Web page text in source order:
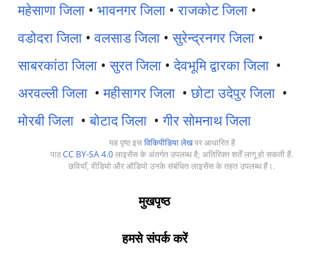
महेसाणा जिला • भावनगर जिला •राजकोट जिला •
वडोदरा जिला •वलसाड जिला •सुरेन्द्रनगर जिला •
साबरकांठा जिला •सुरत जिला •देवभूमि द्वारका जिला •
अरवल्ली जिला •महीसागर जिला •छोटा उदेपुर जिला •
मोरबी जिला •बोटाद जिला •गीर सोमनाथ जिला
यह पृष्ठ इसविकिपीडिया लेखपर आधारित है
पाठCC BY-SA 4.0लाइसेंस के अंतर्गत उपलब्ध है; अतिरिक्त शर्तें लागू हो सकती हैं.
छवियाँ, वीडियो और ऑडियो उनके संबंधित लाइसेंस के तहत उपलब्ध हैं।.
मुखपृष्ठ
हमसे संपर्क करें